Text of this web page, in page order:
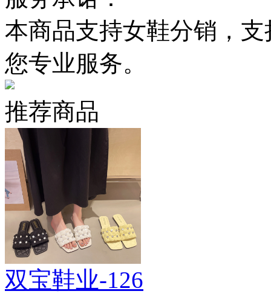
本商品支持女鞋分销，
您专业服务。
推荐商品
双宝鞋业-126